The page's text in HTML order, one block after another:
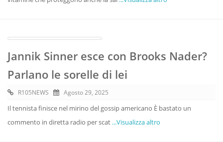
Jannik Sinner esce con Brooks Nader?
Parlano le sorelle di lei
R105NEWS Agosto 29, 2025
Il tennista finisce nel mirino del gossip americano È bastato un
commento in diretta radio per scat ...Visualizza altro